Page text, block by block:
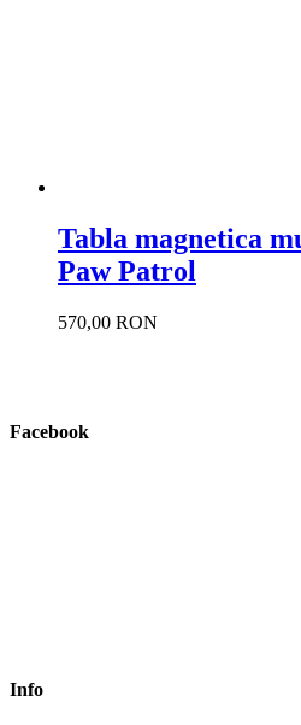
Tabla magnetica
Paw Patrol
570,00 RON
Facebook
Info